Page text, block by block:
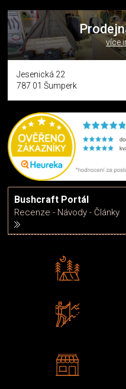
více
Jesenická 22
787 01 Šumperk
Bushcraft Portál
Recenze - Návody - Články